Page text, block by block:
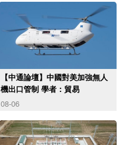
【中通論壇】中國對美加強無人
機出口管制 學者：貿易
08-06